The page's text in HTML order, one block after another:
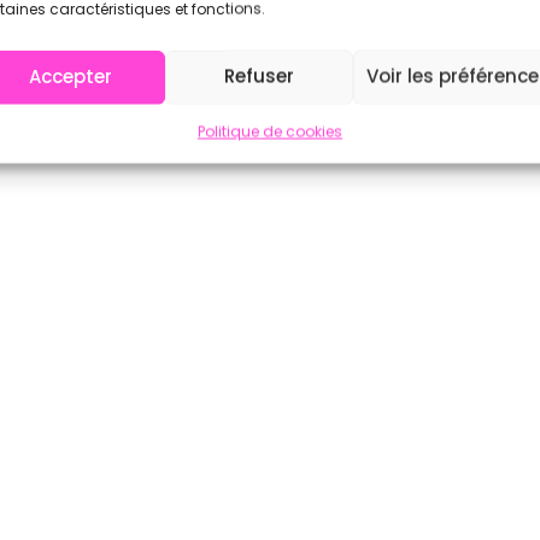
caractéristiques et fonctions.
Accepter Refuser Voir les
Politique de cookies